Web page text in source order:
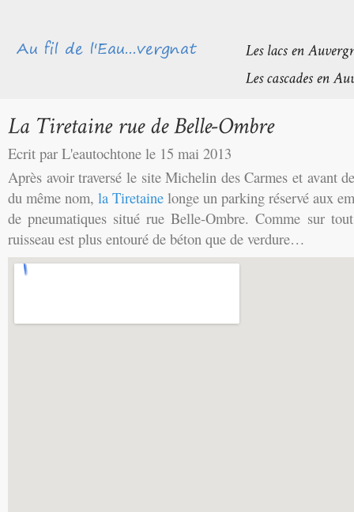
Ecrit par L'eautochtone le 15 mai 2013
Après avoir traversé le site Michelin des Carmes et avant
du même nom, la Tiretaine longe un parking réservé aux
de pneumatiques situé rue Belle-Ombre. Comme sur
ruisseau est plus entouré de béton que de verdure…